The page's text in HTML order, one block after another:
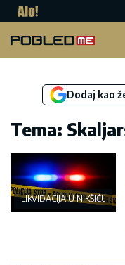
Dodaj kao
Tema:
LIKVIDACIJA U NIKŠIĆU